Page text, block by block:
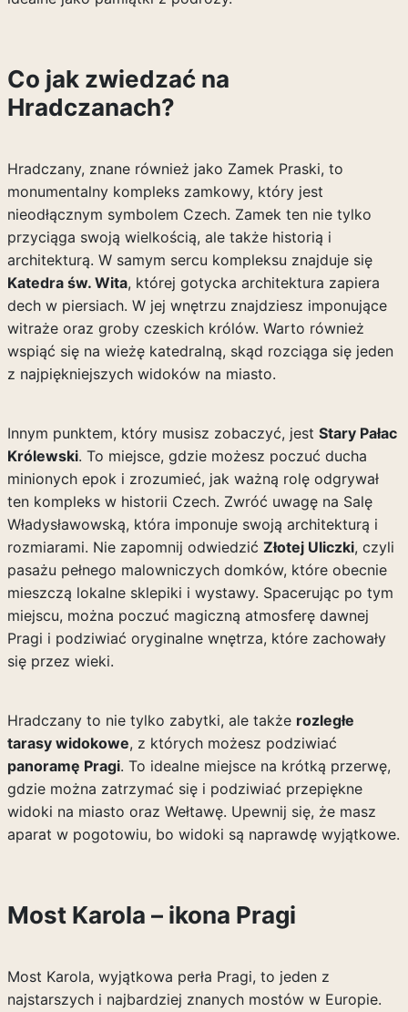
Co jak zwiedzać na
Hradczanach?
Hradczany, znane również jako Zamek Praski, to
monumentalny kompleks zamkowy, który jest
nieodłącznym symbolem Czech. Zamek ten nie tylko
przyciąga swoją wielkością, ale także historią i
architekturą. W samym sercu kompleksu znajduje się
Katedra św. Wita, której gotycka architektura zapiera
dech w piersiach. W jej wnętrzu znajdziesz imponujące
witraże oraz groby czeskich królów. Warto również
wspiąć się na wieżę katedralną, skąd rozciąga się jeden
z najpiękniejszych widoków na miasto.
Innym punktem, który musisz zobaczyć, jest Stary Pałac
Królewski. To miejsce, gdzie możesz poczuć ducha
minionych epok i zrozumieć, jak ważną rolę odgrywał
ten kompleks w historii Czech. Zwróć uwagę na Salę
Władysławowską, która imponuje swoją architekturą i
rozmiarami. Nie zapomnij odwiedzić Złotej Uliczki, czyli
pasażu pełnego malowniczych domków, które obecnie
mieszczą lokalne sklepiki i wystawy. Spacerując po tym
miejscu, można poczuć magiczną atmosferę dawnej
Pragi i podziwiać oryginalne wnętrza, które zachowały
się przez wieki.
Hradczany to nie tylko zabytki, ale także rozległe
tarasy widokowe, z których możesz podziwiać
panoramę Pragi. To idealne miejsce na krótką przerwę,
gdzie można zatrzymać się i podziwiać przepiękne
widoki na miasto oraz Wełtawę. Upewnij się, że masz
aparat w pogotowiu, bo widoki są naprawdę wyjątkowe.
Most Karola – ikona Pragi
Most Karola, wyjątkowa perła Pragi, to jeden z
najstarszych i najbardziej znanych mostów w Europie.